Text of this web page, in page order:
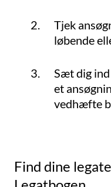
Tjek
løbende
Sæt dig ind
et
vedhæfte
Find dine